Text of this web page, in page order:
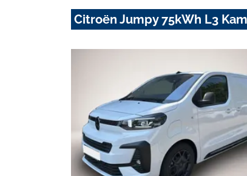
Citroën Jumpy 75kWh L3